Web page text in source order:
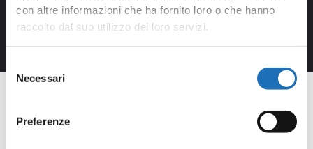
con altre informazioni che ha fornito loro o che hanno
raccolto dal suo utilizzo dei loro servizi.
delNecessari
Preferenze